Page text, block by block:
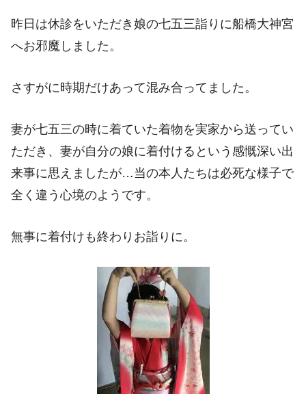
昨日は休診をいただき娘の七五三詣りに船橋大神宮
へお邪魔しました。
さすがに時期だけあって混み合ってました。
妻が七五三の時に着ていた着物を実家から送ってい
ただき、妻が自分の娘に着付けるという感慨深い出
来事に思えましたが…当の本人たちは必死な様子で
全く違う心境のようです。
無事に着付けも終わりお詣りに。